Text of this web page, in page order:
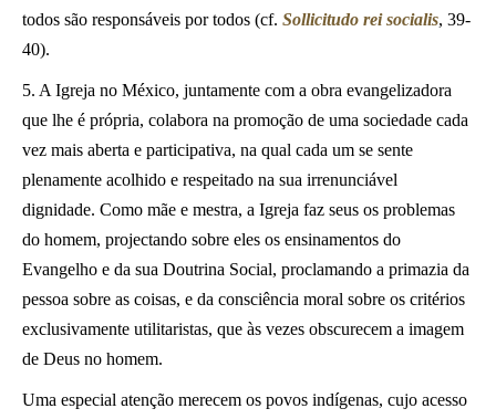
todos são responsáveis por todos (cf. Sollicitudo rei socialis, 39-
40).
5. A Igreja no México, juntamente com a obra evangelizadora
que lhe é própria, colabora na promoção de uma sociedade cada
vez mais aberta e participativa, na qual cada um se sente
plenamente acolhido e respeitado na sua irrenunciável
dignidade. Como mãe e mestra, a Igreja faz seus os problemas
do homem, projectando sobre eles os ensinamentos do
Evangelho e da sua Doutrina Social, proclamando a primazia da
pessoa sobre as coisas, e da consciência moral sobre os critérios
exclusivamente utilitaristas, que às vezes obscurecem a imagem
de Deus no homem.
Uma especial atenção merecem os povos indígenas, cujo acesso